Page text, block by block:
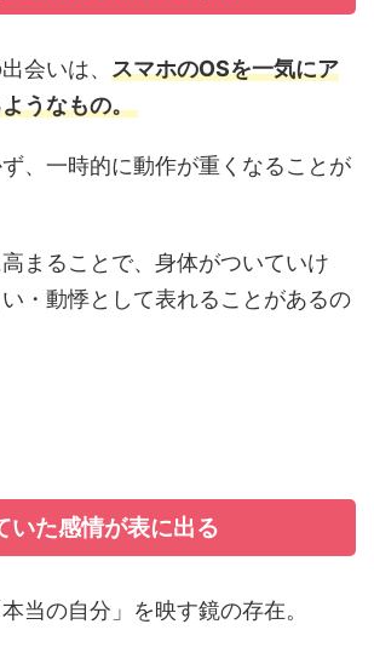
会いは、 スマホのOSを一気にア
うなもの。
、一時的に動作が重くなることが
まることで、身体がついていけ
・動悸として表れることがあるの
いた感情が表に出る
当の自分」を映す鏡の存在。